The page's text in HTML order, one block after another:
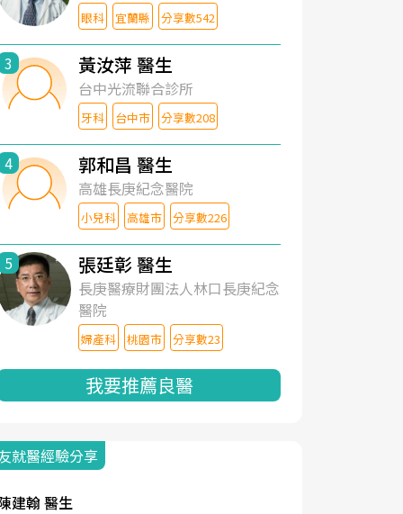
眼科 宜蘭縣 分享數542
3 黃汝萍 醫生
台中光流聯合診所
牙科 台中市 分享數208
4 郭和昌 醫生
高雄長庚紀念醫院
小兒科 高雄市 分享數226
5 張廷彰 醫生
長庚醫療財團法人林口長庚紀念
醫院
婦產科 桃園市 分享數23
我要推薦良醫
就醫經驗分享
建翰 醫生